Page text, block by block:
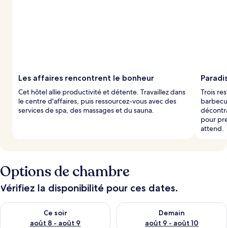
Les affaires rencontrent le bonheur
Cet hôtel allie productivité et détente. Travaillez dans
le centre d'affaires, puis ressourcez-vous avec des
services de spa, des massages et du sauna.
Trois
pour
attend.
Options de chambre
Vérifiez la disponibilité pour ces dates.
Ce soir
août 8 - août 9
Vérifier la disponibilité pour ce soir août 8 - août 9
Demain
août 9 - août 10
Vérifier la disponibilité pour